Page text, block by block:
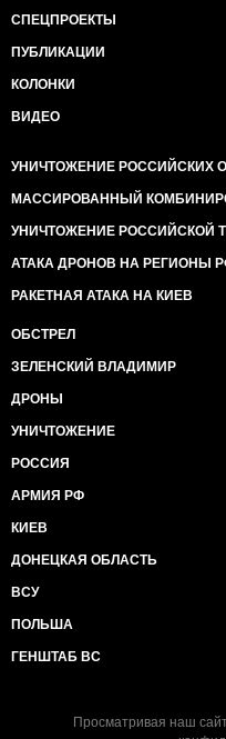
СПЕЦПРОЕКТЫ
ПУБЛИКАЦИИ
КОЛОНКИ
ВИДЕО
УНИЧТОЖЕНИЕ РОССИЙСКИХ
МАССИРОВАННЫЙ
УНИЧТОЖЕНИЕ РОССИЙСКОЙ
АТАКА ДРОНОВ НА РЕГИОНЫ
РАКЕТНАЯ АТАКА НА КИЕВ
ОБСТРЕЛ
ЗЕЛЕНСКИЙ ВЛАДИМИР
ДРОНЫ
УНИЧТОЖЕНИЕ
РОССИЯ
АРМИЯ РФ
КИЕВ
ДОНЕЦКАЯ ОБЛАСТЬ
ВСУ
ПОЛЬША
ГЕНШТАБ ВС
Просматривая наш